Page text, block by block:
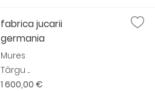
fabrica jucarii
germania
Mures
Târgu ...
1 600,00 €